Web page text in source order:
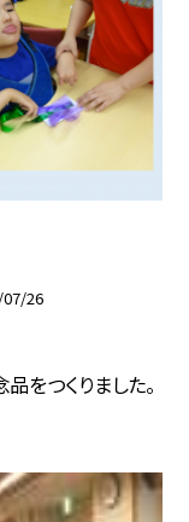
26
をつくりました。